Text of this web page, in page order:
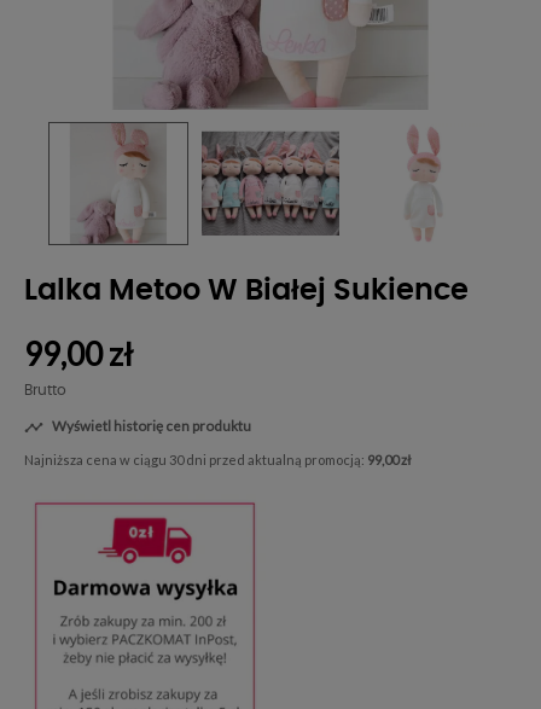
Lalka Metoo W Białej Sukience
99,00 zł
Brutto
 Wyświetl historię cen produktu
Najniższa cena w ciągu 30 dni przed aktualną promocją: 99,00 zł